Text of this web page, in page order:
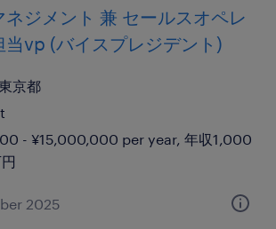
ネジメント 兼 セールスオペレ
当vp (バイスプレジデント)
京都
- ¥15,000,000 per year, 年収1,000
2025